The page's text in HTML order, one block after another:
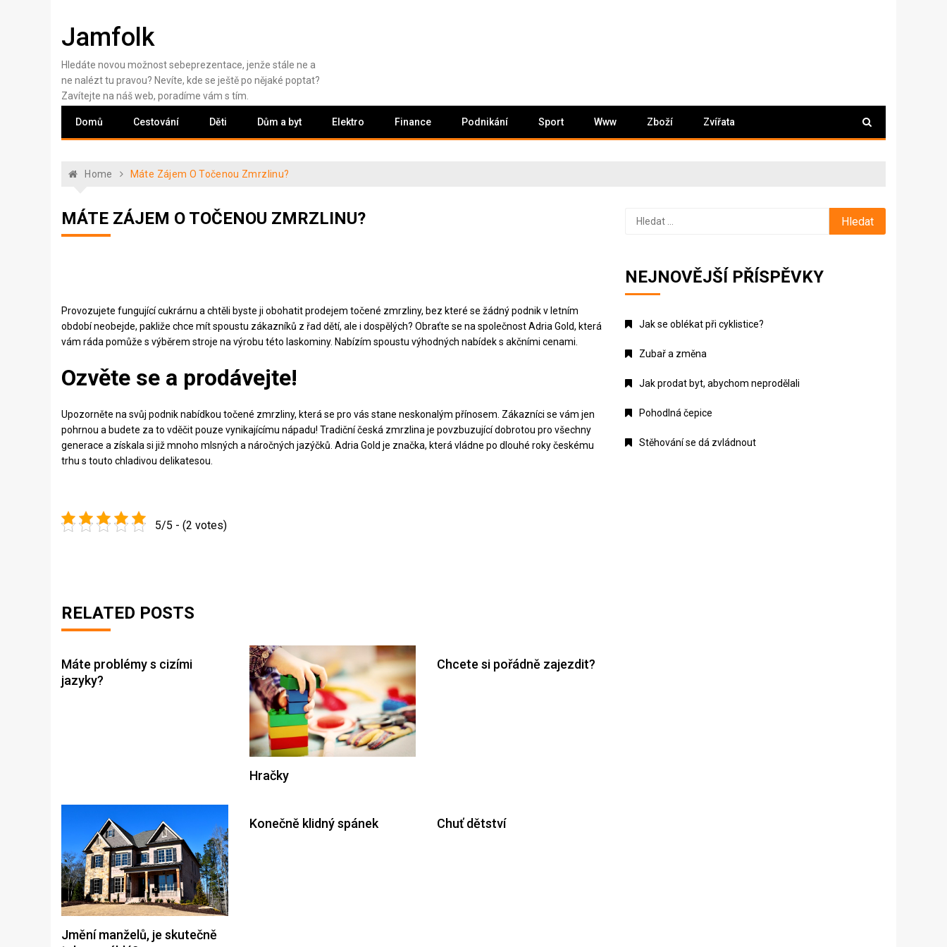
content
Jamfolk
Hledáte novou možnost sebeprezentace, jenže stále ne a
ne nalézt tu pravou? Nevíte, kde se ještě po nějaké poptat?
Zavítejte na náš web, poradíme vám s tím.
Domů Cestování Děti Dům a byt Elektro Finance Podnikání Sport Www Zboží Zvířata
Home Máte Zájem O Točenou Zmrzlinu?
MÁTE ZÁJEM O TOČENOU ZMRZLINU?
Provozujete fungující cukrárnu a chtěli byste ji obohatit prodejem točené zmrzliny, bez které se žádný podnik v letním
období neobejde, pakliže chce mít spoustu zákazníků z řad dětí, ale i dospělých? Obraťte se na společnost Adria Gold, která
vám ráda pomůže s výběrem stroje na výrobu této laskominy. Nabízím spoustu výhodných nabídek s akčními cenami.
Ozvěte se a prodávejte!
Upozorněte na svůj podnik nabídkou točené zmrzliny, která se pro vás stane neskonalým přínosem. Zákazníci se vám jen
pohrnou a budete za to vděčit pouze vynikajícímu nápadu! Tradiční česká zmrzlina je povzbuzující dobrotou pro všechny
generace a získala si již mnoho mlsných a náročných jazýčků. Adria Gold je značka, která vládne po dlouhé roky českému
trhu s touto chladivou delikatesou.
5/5 - (2 votes)
RELATED POSTS
Máte problémy s cizími
jazyky?
Hračky
Chcete si pořádně zajezdit?
Jmění manželů, je skutečně
Konečně klidný spánek Chuť dětství
Vyhledávání
NEJNOVĚJŠÍ PŘÍSPĚVKY
Jak se oblékat při cyklistice?
Zubař a změna
Jak prodat byt, abychom neprodělali
Pohodlná čepice
Stěhování se dá zvládnout